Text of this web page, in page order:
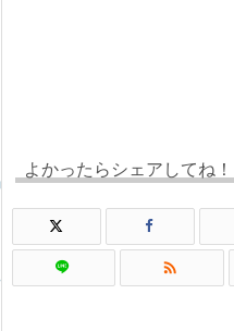
よかったらシェアしてね！
